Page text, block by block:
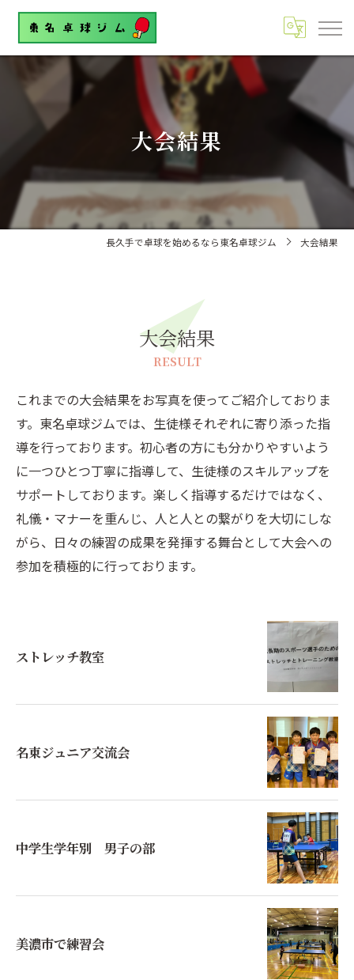
大会結果
長久手で卓球を始めるなら東名卓球ジム 大会結果
大会結果
RESULT
これまでの大会結果をお写真を使ってご紹介しておりま
す。東名卓球ジムでは、生徒様それぞれに寄り添った指
導を行っております。初心者の方にも分かりやすいよう
に一つひとつ丁寧に指導して、生徒様のスキルアップを
サポートしております。楽しく指導するだけではなく、
礼儀・マナーを重んじ、人と人との繋がりを大切にしな
がら、日々の練習の成果を発揮する舞台として大会への
参加を積極的に行っております。
ストレッチ教室
名東ジュニア交流会
中学生学年別 男子の部
美濃市で練習会